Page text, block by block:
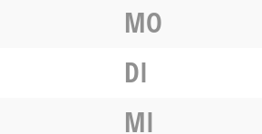
MO
DI
MI